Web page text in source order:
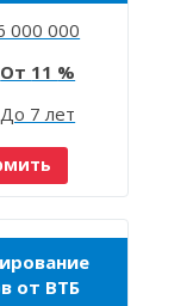
000 000
11
До 7 лет
от ВТБ